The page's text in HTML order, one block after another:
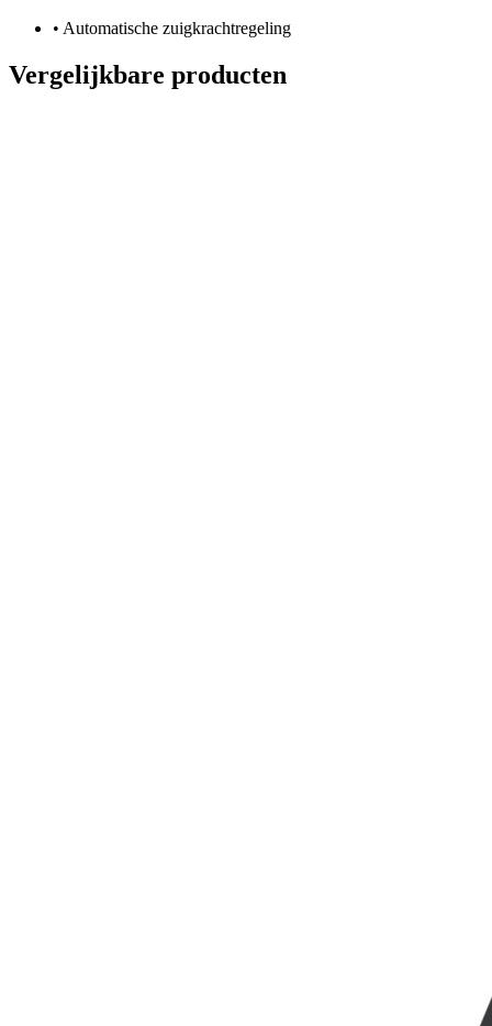
• Automatische zuigkrachtregeling
Vergelijkbare producten